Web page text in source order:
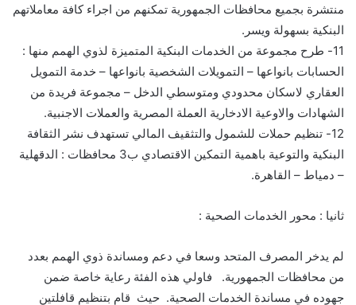
منتشرة بجميع محافظات الجمهورية تمكنهم من اجراء كافة معاملاتهم
البنكية بسهولة ويسر.
11-
طرح مجموعة من الخدمات البنكية المتميزة لذوي الهمم منها :
الحسابات بانواعها – التمويلات الشخصية بانواعها – خدمة التمويل
العقاري لاسكان محدودي ومتوسطي الدخل – مجموعة فريدة من
الشهادات والاوعية الادخارية العملة المصرية والعملات الاجنبية.
12-
تنظيم حملات للشمول والتثقيف المالي تستهدف نشر الثقافة
البنكية والتوعية باهمية التمكين الاقتصادي ب3 محافظات : الدقهلية
– دمياط – القاهرة.
ثانيا : محور الخدمات الصحية :
لم يدخر المصرف المتحد وسعا في دعم ومساندة ذوي الهمم بعدد
من محافظات الجمهورية. فاولي هذه الفئة رعاية خاصة ضمن
جهوده في مساندة الخدمات الصحية. حيث قام بتنظيم قافلتين